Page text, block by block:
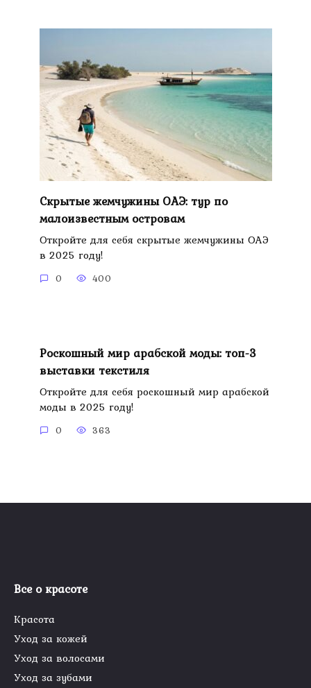
Скрытые жемчужины ОАЭ: тур по
малоизвестным островам
Откройте для себя скрытые жемчужины ОАЭ
в 2025 году!
0 400
Роскошный мир арабской моды: топ-3
выставки текстиля
Откройте для себя роскошный мир арабской
моды в 2025 году!
0 363
Все о красоте
Красота
Уход за кожей
Уход за волосами
Уход за зубами